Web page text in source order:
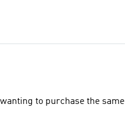
to purchase the same